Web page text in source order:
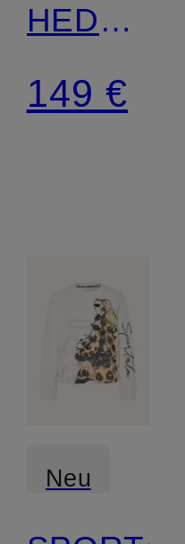
HEDDA
mit
Rüschen
149 €
Neu